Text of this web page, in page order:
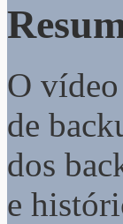
O
de
dos
e